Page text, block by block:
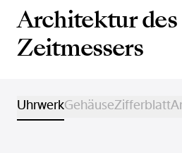
Architektur des
Zeitmessers
UhrwerkGehäuseZifferblatt